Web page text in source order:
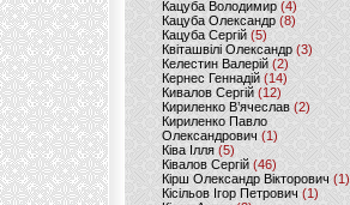
Кацуба Володимир (4)
Кацуба Олександр (8)
Кацуба Сергій (5)
Квіташвілі Олександр(3)
Келестин Валерій(2)
Кернес Геннадій (14)
Кивалов Сергій (12)
Кириленко В’ячеслав (2)
Кириленко Павло
Олександрович (1)
Ківа Ілля (5)
Ківалов Сергій(46)
Кірш Олександр Вікторович (1)
Кісільов Ігор Петрович (1)